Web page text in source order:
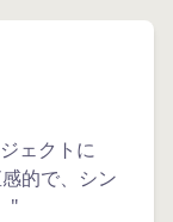
ェクトに
的で、シン
"